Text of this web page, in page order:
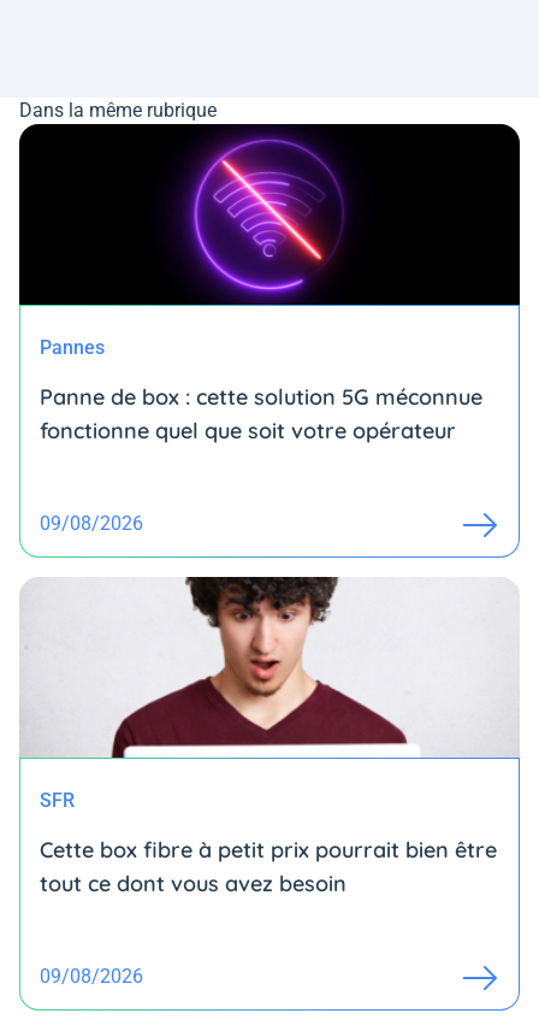
Dans la même rubrique
Pannes
Panne de box : cette solution 5G méconnue
fonctionne quel que soit votre opérateur
09/08/2026
SFR
Cette box fibre à petit prix pourrait bien être
tout ce dont vous avez besoin
09/08/2026